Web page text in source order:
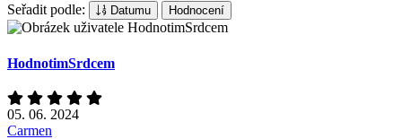
Seřadit podle: Datumu Hodnocení
HodnotimSrdcem
05. 06. 2024
Carmen